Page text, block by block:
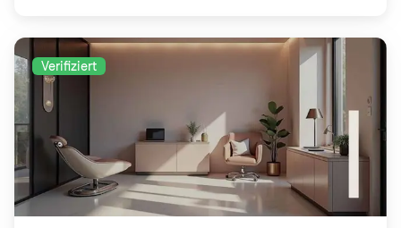
Verifiziert